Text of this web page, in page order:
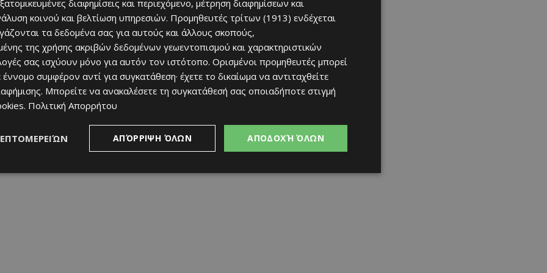
διαφημίσεις και περιεχόμενο, μέτρηση διαφημίσεων και
κοινού και βελτίωση υπηρεσιών. Προμηθευτές τρίτων (1913) ενδέχεται
τα δεδομένα σας για αυτούς και άλλους σκοπούς,
της χρήσης ακριβών δεδομένων γεωεντοπισμού και χαρακτηριστικών
σας ισχύουν μόνο για αυτόν τον ιστότοπο. Ορισμένοι προμηθευτές μπορεί
συμφέρον αντί για συγκατάθεση· έχετε το δικαίωμα να αντιταχθείτε
. Μπορείτε να ανακαλέσετε τη συγκατάθεσή σας οποιαδήποτε στιγμή
. Πολιτική Απορρήτου
ΑΠΟΔΟΧΉ ΌΛΩΝ
ΑΠΌΡΡΙΨΗ ΌΛΩΝ